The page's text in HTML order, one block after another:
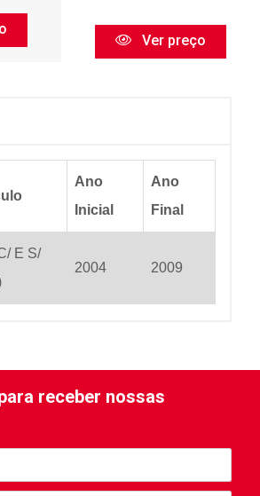
Ver preço
Ano
Inicial
Ano
Final
E S/
2004 2009
receber nossas